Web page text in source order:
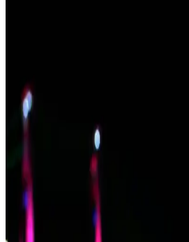
yardımcı olur.
Miomundo Marteniçka İpi ve
İp Karşılaştırması
İki popüler dekoratif ip olan Miomundo
Natural Jüt iplerinin özellikleri, kullanım
yorumlarıyla detaylı karşılaştırması.
Genel Markalar Jüt İp ve
Karşılaştırması: Özellikler ve